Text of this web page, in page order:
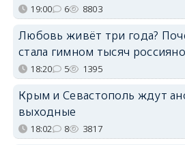
19:00 6 8803
Любовь живёт три года?
стала гимном тысяч
18:20 5 1395
Крым и Севастополь ждут
выходные
18:02 8 3817